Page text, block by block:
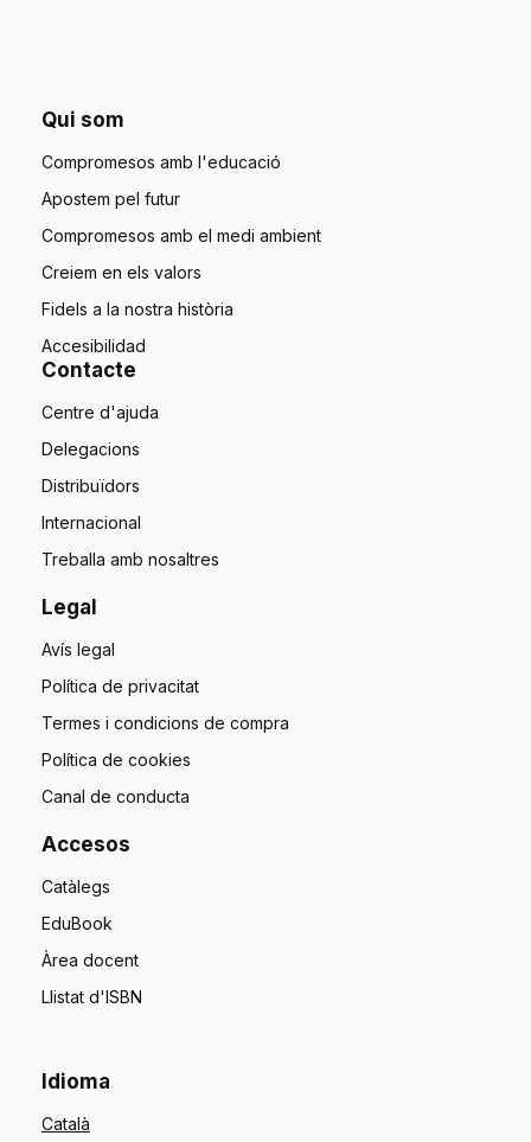
Qui som
Compromesos amb l'educació
Apostem pel futur
Compromesos amb el medi ambient
Creiem en els valors
Fidels a la nostra història
Accesibilidad
Contacte
Centre d'ajuda
Delegacions
Distribuïdors
Internacional
Treballa amb nosaltres
Legal
Avís legal
Política de privacitat
Termes i condicions de compra
Política de cookies
Canal de conducta
Accesos
Catàlegs
EduBook
Àrea docent
Llistat d'ISBN
Idioma